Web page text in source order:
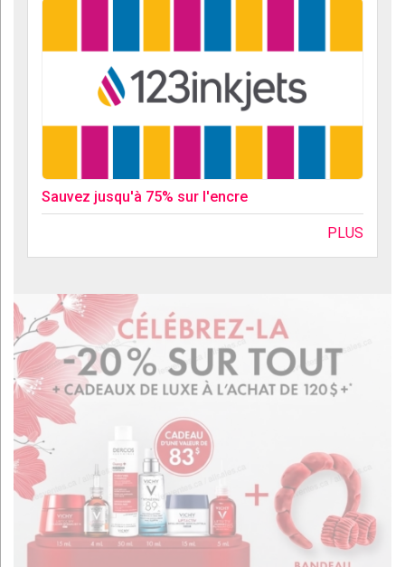
Sauvez jusqu'à 75% sur l'encre
PLUS